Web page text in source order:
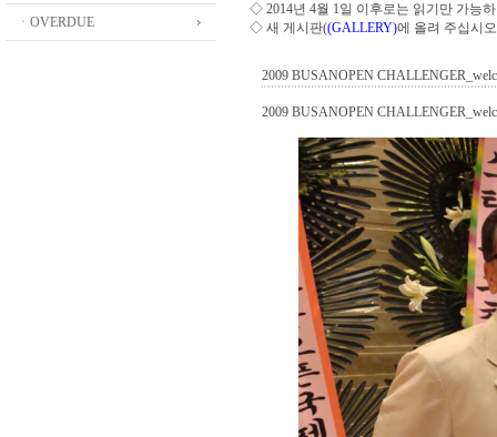
ㆍOVERDUE
◇ 2014년 4월 1일 이후로는 읽기만 가능
◇ 새 게시판((GALLERY)에 올려 주십시오
2009 BUSANOPEN
2009 BUSANOPEN